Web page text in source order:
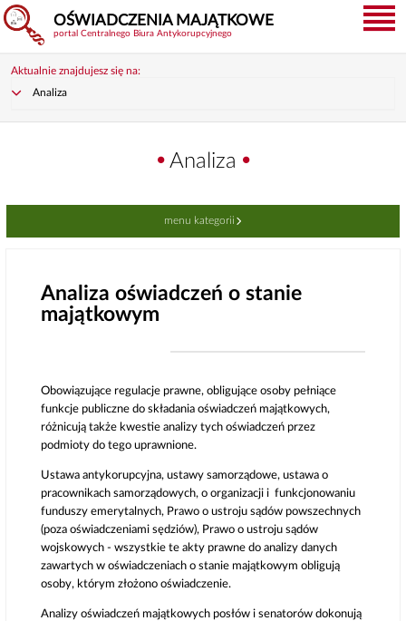
OŚWIADCZENIA MAJĄTKOWE
portal Centralnego Biura Antykorupcyjnego
Aktualnie znajdujesz się na:
Analiza
Analiza
menu kategorii
Analiza oświadczeń o stanie
majątkowym
Obowiązujące regulacje prawne, obligujące osoby pełniące
funkcje publiczne do składania oświadczeń majątkowych,
różnicują także kwestie analizy tych oświadczeń przez
podmioty do tego uprawnione.
Ustawa antykorupcyjna, ustawy samorządowe, ustawa o
pracownikach samorządowych, o organizacji i funkcjonowaniu
funduszy emerytalnych, Prawo o ustroju sądów powszechnych
(poza oświadczeniami sędziów), Prawo o ustroju sądów
wojskowych - wszystkie te akty prawne do analizy danych
zawartych w oświadczeniach o stanie majątkowym obligują
osoby, którym złożono oświadczenie.
Analizy oświadczeń majątkowych posłów i senatorów dokonują